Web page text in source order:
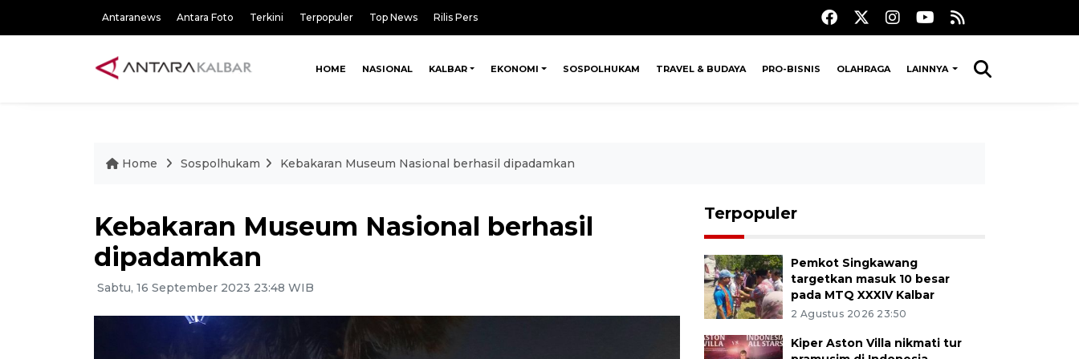
Antaranews Antara Foto Terkini Terpopuler Top News Rilis Pers
HOME NASIONAL KALBAR EKONOMI SOSPOLHUKAM TRAVEL & BUDAYA PRO-BISNIS OLAHRAGA LAINNYA
Home Sospolhukam Kebakaran Museum Nasional berhasil dipadamkan
Kebakaran Museum Nasional berhasil
dipadamkan
Sabtu, 16 September 2023 23:48 WIB
Terpopuler
Pemkot Singkawang
targetkan masuk 10 besar
pada MTQ XXXIV Kalbar
2 Agustus 2026 23:50
Kiper Aston Villa nikmati tur